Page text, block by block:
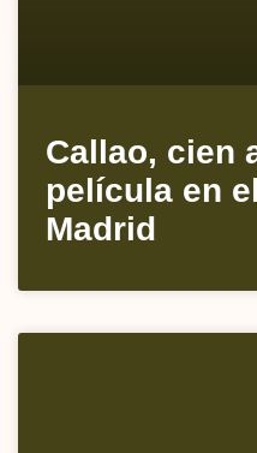
Callao, cien
película en
Madrid